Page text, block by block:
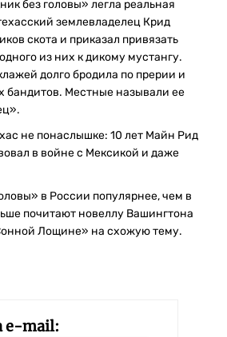
без головы» легла реальная
землевладелец Крид
скота и приказал привязать
из них к дикому мустангу.
долго бродила по прерии и
бандитов. Местные называли ее
не понаслышке: 10 лет Майн Рид
в войне с Мексикой и даже
в России популярнее, чем в
почитают новеллу Вашингтона
Лощине» на схожую тему.
e-mail: